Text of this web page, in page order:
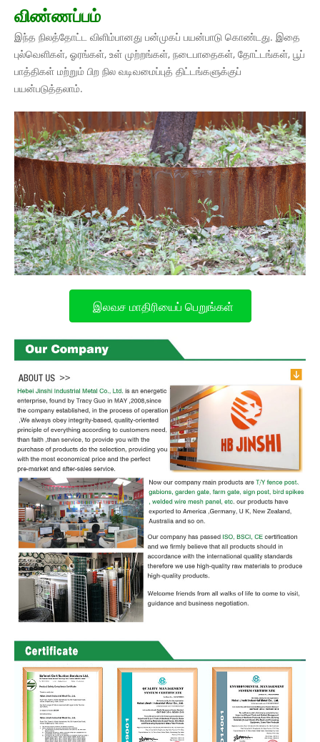
விண்ணப்பம்
இந்த நிலத்தோட்ட விளிம்பானது பன்முகப் பயன்பாடு கொண்டது. இதை
புல்வெளிகள், ஓரங்கள், உள் முற்றங்கள், நடைபாதைகள், தோட்டங்கள், பூப்
பாத்திகள் மற்றும் பிற நில வடிவமைப்புத் திட்டங்களுக்குப்
பயன்படுத்தலாம்.
இலவச மாதிரியைப் பெறுங்கள்